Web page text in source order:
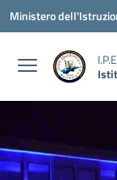
Vai ai contenuti
Vai al menu di
Vai al footer
Ministero